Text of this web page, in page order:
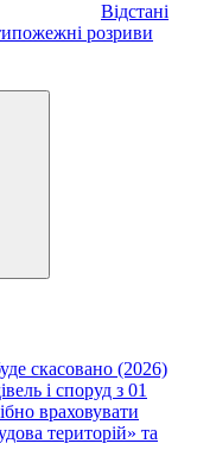
Відстані
розриви
скасовано (2026)
і споруд з 01
враховувати
територій» та